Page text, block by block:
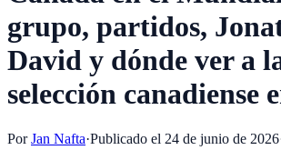
grupo, partidos,
David y dónde ver a
selección canadiense
Por Jan Nafta·Publicado el 24 de junio de 2026